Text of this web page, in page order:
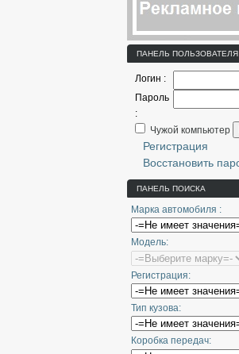
ПАНЕЛЬ ПОЛЬЗОВАТЕЛЯ
Логин :
Пароль
:
Чужой компьютер
Регистрация
Восстановить
ПАНЕЛЬ ПОИСКА
Марка автомобиля :
Модель:
Регистрация:
Тип кузова:
Коробка передач: